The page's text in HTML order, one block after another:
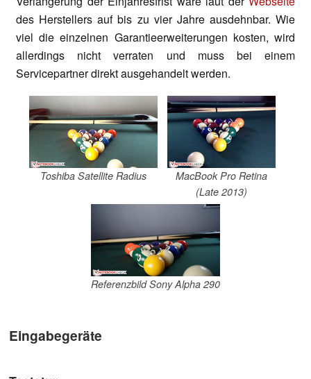
des Herstellers auf bis zu vier Jahre ausdehnbar. Wie
viel die einzelnen Garantieerweiterungen kosten, wird
allerdings nicht verraten und muss bei einem
Servicepartner direkt ausgehandelt werden.
Toshiba Satellite Radius
MacBook Pro Retina
(Late 2013)
Referenzbild Sony Alpha 290
Eingabegeräte